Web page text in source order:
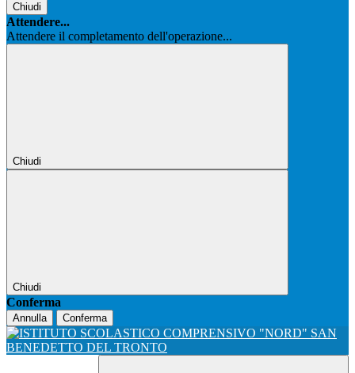
Chiudi
Attendere...
Attendere il completamento dell'operazione...
Chiudi
Chiudi
Conferma
Annulla Conferma